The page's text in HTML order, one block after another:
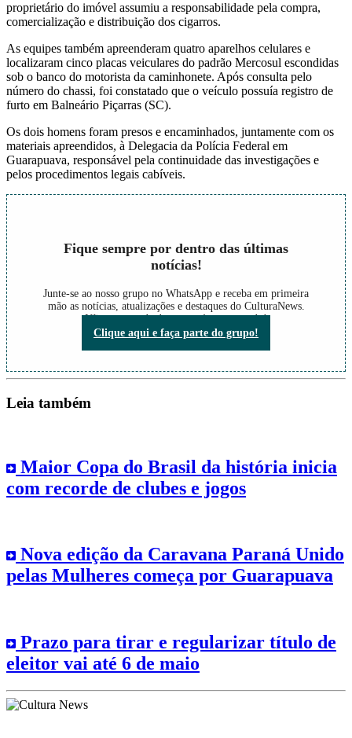
proprietário do imóvel assumiu a responsabilidade pela compra,
comercialização e distribuição dos cigarros.
As equipes também apreenderam quatro aparelhos celulares e
localizaram cinco placas veiculares do padrão Mercosul escondidas
sob o banco do motorista da caminhonete. Após consulta pelo
número do chassi, foi constatado que o veículo possuía registro de
furto em Balneário Piçarras (SC).
Os dois homens foram presos e encaminhados, juntamente com os
materiais apreendidos, à Delegacia da Polícia Federal em
Guarapuava, responsável pela continuidade das investigações e
pelos procedimentos legais cabíveis.
Fique sempre por dentro das últimas
notícias!
Junte-se ao nosso grupo no WhatsApp e receba em primeira
mão as notícias, atualizações e destaques do CulturaNews.
Não perca nada do que está acontecendo!
Clique aqui e faça parte do grupo!
Leia também
Maior Copa do Brasil da história inicia
com recorde de clubes e jogos
Nova edição da Caravana Paraná Unido
pelas Mulheres começa por Guarapuava
Prazo para tirar e regularizar título de
eleitor vai até 6 de maio